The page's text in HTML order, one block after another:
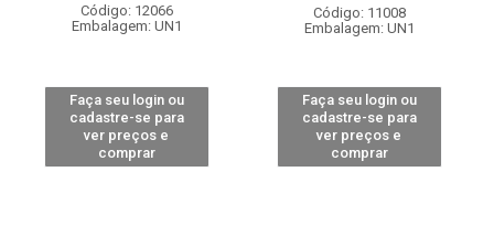
Código: 12066
Embalagem: UN1
Faça seu login ou
cadastre-se para
ver preços e
comprar
Código: 11008
Embalagem: UN1
Faça seu login ou
cadastre-se para
ver preços e
comprar